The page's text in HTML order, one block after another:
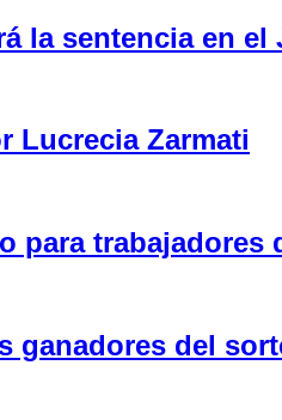
la sentencia en el
Lucrecia Zarmati
para trabajadores
ganadores del